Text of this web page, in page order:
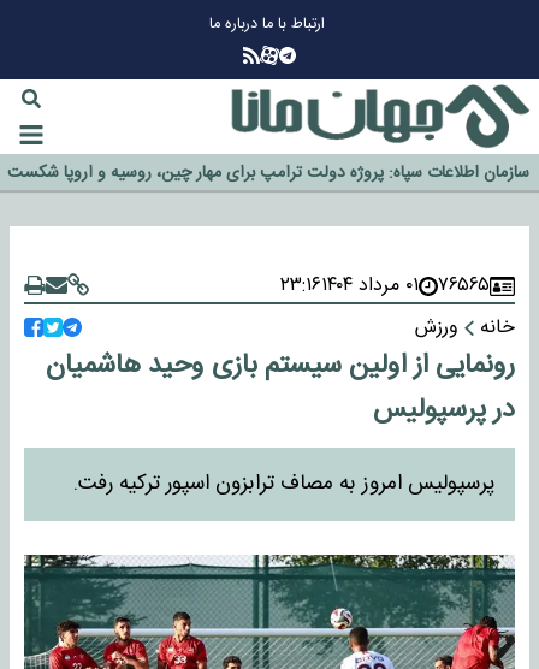
ارتباط با مادرباره ما
چرا طلا دوباره افزایشی شد؟
گزینه جدایی اوسمار روی میز مدیران پرسپولیس
آیا رئیس جمهور آمریکا قانون را دور می‌زند؟
اخراج رسمی چهره نامدار از پرسپولیس
خورد
۷۶۵۶۵ ۰۱ مرداد ۱۴۰۴
۲۳:۱۶
خانه
ورزش
رونمایی از اولین سیستم بازی وحید هاشمیان
در پرسپولیس
پرسپولیس امروز به مصاف ترابزون اسپور ترکیه رفت.